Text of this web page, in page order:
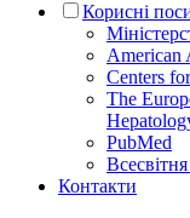
Корисні
American
Centers
The
PubMed
Контакти